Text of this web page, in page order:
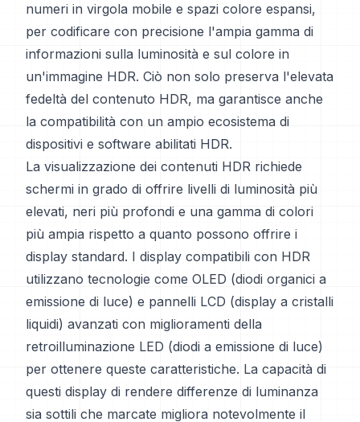
numeri in virgola mobile e spazi colore espansi,
per codificare con precisione l'ampia gamma di
informazioni sulla luminosità e sul colore in
un'immagine HDR. Ciò non solo preserva l'elevata
fedeltà del contenuto HDR, ma garantisce anche
la compatibilità con un ampio ecosistema di
dispositivi e software abilitati HDR.
La visualizzazione dei contenuti HDR richiede
schermi in grado di offrire livelli di luminosità più
elevati, neri più profondi e una gamma di colori
più ampia rispetto a quanto possono offrire i
display standard. I display compatibili con HDR
utilizzano tecnologie come OLED (diodi organici a
emissione di luce) e pannelli LCD (display a cristalli
liquidi) avanzati con miglioramenti della
retroilluminazione LED (diodi a emissione di luce)
per ottenere queste caratteristiche. La capacità di
questi display di rendere differenze di luminanza
sia sottili che marcate migliora notevolmente il